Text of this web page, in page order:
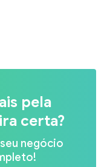
pela
certa?
negócio